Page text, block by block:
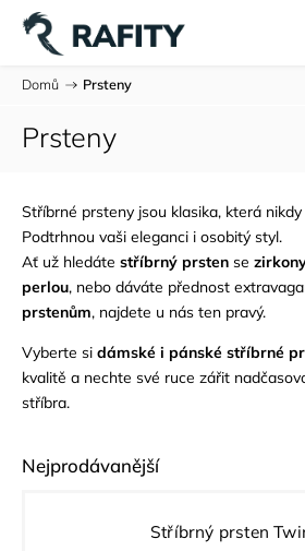
Domů / Prsteny
Prsteny
Stříbrné prsteny jsou klasika, která
Podtrhnou vaši eleganci i osobitý styl.
Ať už hledáte stříbrný prsten se
perlou, nebo dáváte přednost
prstenům, najdete u nás ten pravý.
Vyberte si dámské i pánské stříbrné
kvalitě a nechte své ruce zářit
stříbra.
Nejprodávanější
Stříbrný prsten